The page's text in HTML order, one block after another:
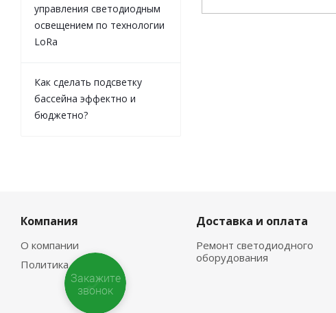
управления светодиодным
освещением по технологии
LoRa
Как сделать подсветку
бассейна эффектно и
бюджетно?
Компания
О компании
Политика
Доставка и оплата
Ремонт светодиодного
оборудования
Закажите
звонок